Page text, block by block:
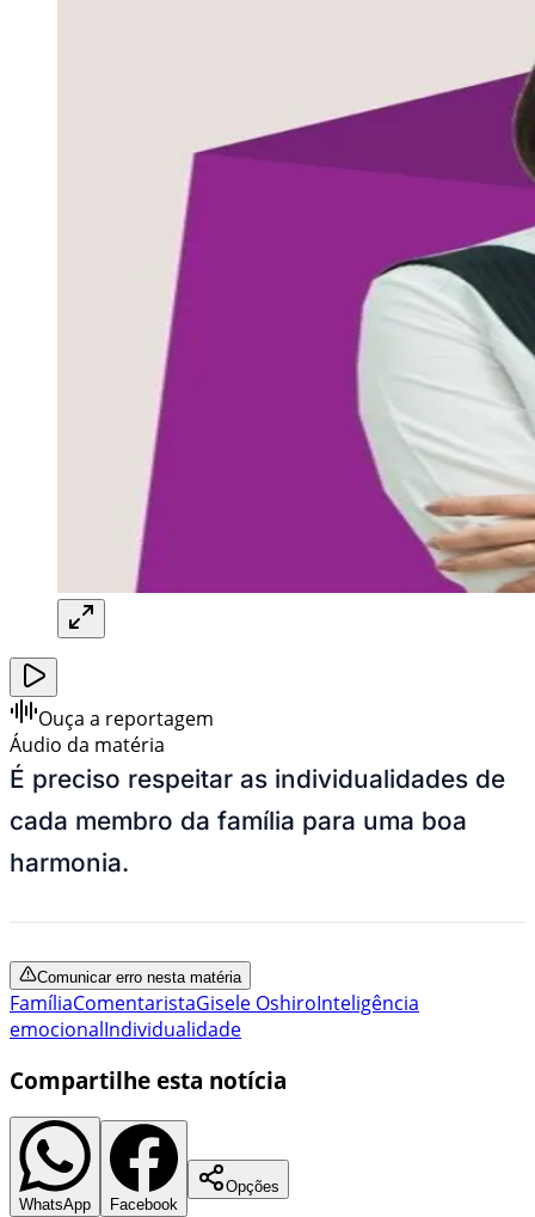
Ouça a reportagem
Áudio da matéria
É preciso respeitar as individualidades de
cada membro da família para uma boa
harmonia.
Comunicar erro nesta matéria
FamíliaComentaristaGisele OshiroInteligência
emocionalIndividualidade
Compartilhe esta notícia
WhatsApp Facebook
Opções